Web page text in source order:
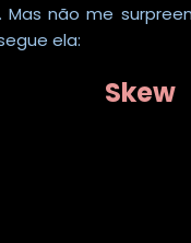
Mas não me
ela:
Skew